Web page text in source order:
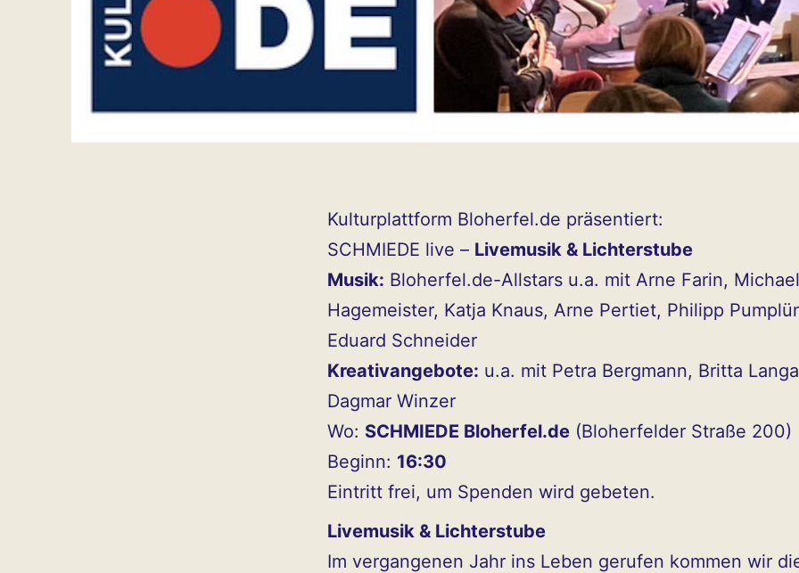
Kulturplattform Bloherfel.de präsentiert:
SCHMIEDE live – Livemusik & Lichterstube
Musik: Bloherfel.de-Allstars u.a. mit Arne Farin, Michael
Hagemeister, Katja Knaus, Arne Pertiet, Philipp
Eduard Schneider
Kreativangebote: u.a. mit Petra Bergmann, Britta
Dagmar Winzer
Wo: SCHMIEDE Bloherfel.de (Bloherfelder Straße 200)
Beginn: 16:30
Eintritt frei, um Spenden wird gebeten.
Livemusik & Lichterstube
Im vergangenen Jahr ins Leben gerufen kommen wir